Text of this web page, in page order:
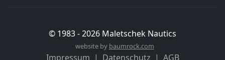
© 1983 -2026 Maletschek Nautics
website by baumrock.com
Impressum Datenschutz AGB